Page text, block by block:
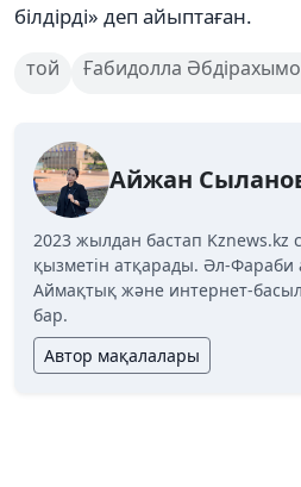
білдірді» деп айыптаған.
той Ғабидолла
Айжан
2023 жылдан бастап Kznews.kz
қызметін атқарады. Әл-Фараби
Аймақтық және интернет-
бар.
Автор мақалалары